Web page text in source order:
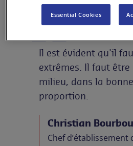
Il est évident qu'il
extrêmes. Il faut être
milieu, dans la
proportion.
Christian
Chef d’établissement
Essential Cookies